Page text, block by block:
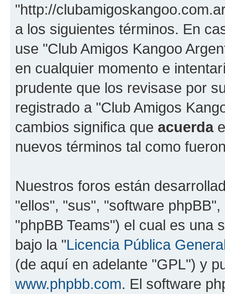
"http://
a los siguientes términos. En
use "Club Amigos Kangoo
en cualquier momento e
prudente que los revisase por
registrado a "Club Amigos
cambios significa que acuerda
nuevos términos tal como
Nuestros foros están
"ellos", "sus", "software
"phpBB Teams") el cual es una
bajo la "Licencia Pública
(de aquí en adelante "GPL") y
www.phpbb.com. El software